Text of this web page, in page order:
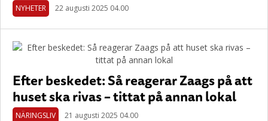
NYHETER 22 augusti 2025 04.00
Efter beskedet: Så reagerar Zaags på att
huset ska rivas – tittat på annan lokal
NÄRINGSLIV 21 augusti 2025 04.00